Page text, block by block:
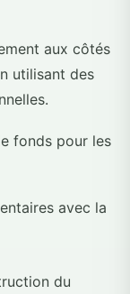
aux côtés
utilisant des
fonds pour les
avec la
du